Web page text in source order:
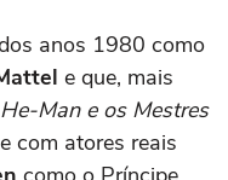
anos 1980 como
e que, mais
He-Man e os Mestres
com atores reais